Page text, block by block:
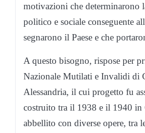
motivazioni che determinarono
politico e sociale conseguente
segnarono il Paese e che
A questo bisogno, rispose per
Nazionale Mutilati e Invalidi di
Alessandria, il cui progetto fu
costruito tra il 1938 e il 1940 in
abbellito con diverse opere,